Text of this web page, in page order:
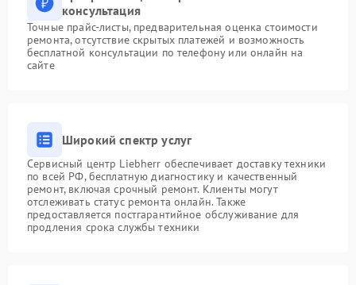
консультация
Точные прайс-листы, предварительная оценка стоимости
ремонта, отсутствие скрытых платежей и возможность
бесплатной консультации по телефону или онлайн на
сайте
Широкий спектр услуг
Сервисный центр Liebherr обеспечивает доставку техники
по всей РФ, бесплатную диагностику и качественный
ремонт, включая срочный ремонт. Клиенты могут
отслеживать статус ремонта онлайн. Также
предоставляется постгарантийное обслуживание для
продления срока службы техники